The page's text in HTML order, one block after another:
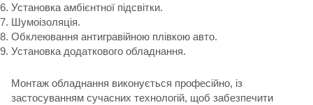
Установка амбієнтної підсвітки.
Шумоізоляція.
Обклеювання антигравійною плівкою авто.
Установка додаткового обладнання.
Монтаж обладнання виконується професійно, із
застосуванням сучасних технологій, щоб забезпечити